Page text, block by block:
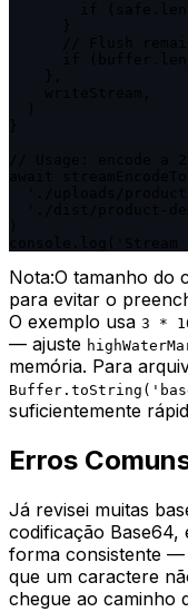
if
// Flush
if
Nota:O tamanho do
para evitar o
O exemplo usa 3 *
— ajuste
memória. Para
suficientemente
Erros
Já revisei muitas
codificação Base64,
forma consistente —
que um caractere
chegue ao caminho